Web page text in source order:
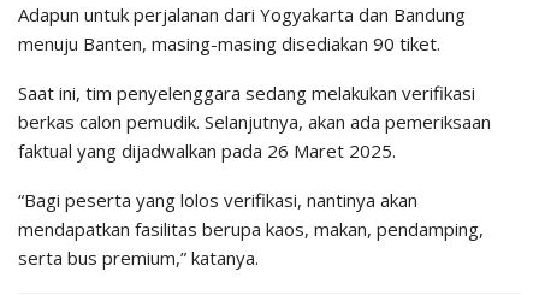
Adapun untuk perjalanan dari Yogyakarta dan Bandung
menuju Banten, masing-masing disediakan 90 tiket.
Saat ini, tim penyelenggara sedang melakukan verifikasi
berkas calon pemudik. Selanjutnya, akan ada pemeriksaan
faktual yang dijadwalkan pada 26 Maret 2025.
“Bagi peserta yang lolos verifikasi, nantinya akan
mendapatkan fasilitas berupa kaos, makan, pendamping,
serta bus premium,” katanya.